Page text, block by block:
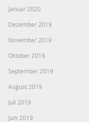
Januar 2020
Dezember 2019
November 2019
Oktober 2019
September 2019
August 2019
Juli 2019
Juni 2019